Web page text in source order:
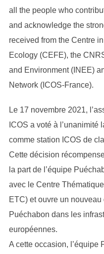
all the people who
and acknowledge the
received from the Centre
Ecology (CEFE), the
and Environment (INEE)
Network (ICOS-France).
Le 17 novembre 2021,
ICOS a voté à
comme station ICOS de
Cette décision
la part de l’équipe
avec le Centre
ETC) et ouvre un
Puéchabon dans les
européennes.
A cette occasion, l’équipe